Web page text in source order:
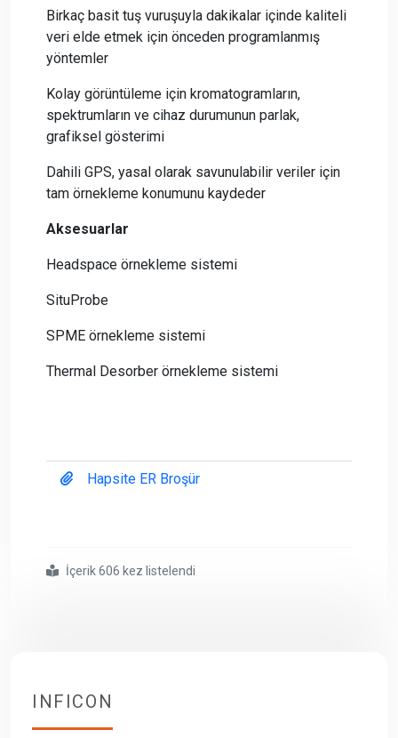
Birkaç basit tuş vuruşuyla dakikalar içinde kaliteli
veri elde etmek için önceden programlanmış
yöntemler
Kolay görüntüleme için kromatogramların,
spektrumların ve cihaz durumunun parlak,
grafiksel gösterimi
Dahili GPS, yasal olarak savunulabilir veriler için
tam örnekleme konumunu kaydeder
Aksesuarlar
Headspace örnekleme sistemi
SituProbe
SPME örnekleme sistemi
Thermal Desorber örnekleme sistemi
Hapsite ER Broşür
#gaz kromatografi kütle spektrometresi
İçerik 606 kez listelendi
INFICON